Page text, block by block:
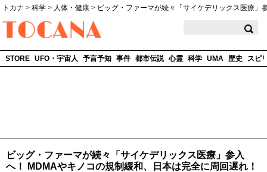
トカナ > 科学 > 人体・健康 > ビッグ・ファーマが続々「サイケデリックス医療」
STORE UFO・宇宙人 予言予知 事件 都市伝説 心霊 科学 UMA 歴史 スピ
ビッグ・ファーマが続々「サイケデリックス医療」参入
へ！ MDMAやキノコの規制緩和、日本は完全に周回遅れ！